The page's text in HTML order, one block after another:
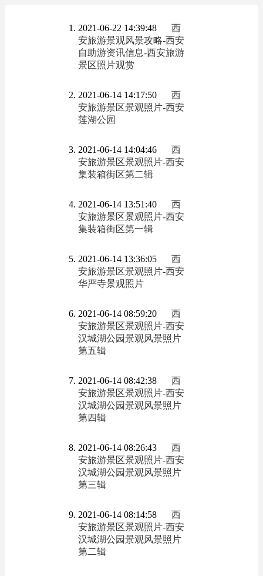
2021-06-22 14:39:48
西
安旅游景观风景攻略-西安
自助游资讯信息-西安旅游
景区照片观赏
2021-06-14 14:17:50
西
安旅游景区景观照片-西安
莲湖公园
2021-06-14 14:04:46
西
安旅游景区景观照片-西安
集装箱街区第二辑
2021-06-14 13:51:40
西
安旅游景区景观照片-西安
集装箱街区第一辑
2021-06-14 13:36:05
西
安旅游景区景观照片-西安
华严寺景观照片
2021-06-14 08:59:20
西
安旅游景区景观照片-西安
汉城湖公园景观风景照片
第五辑
2021-06-14 08:42:38
西
安旅游景区景观照片-西安
汉城湖公园景观风景照片
第四辑
2021-06-14 08:26:43
西
安旅游景区景观照片-西安
汉城湖公园景观风景照片
第三辑
2021-06-14 08:14:58
西
安旅游景区景观照片-西安
汉城湖公园景观风景照片
第二辑